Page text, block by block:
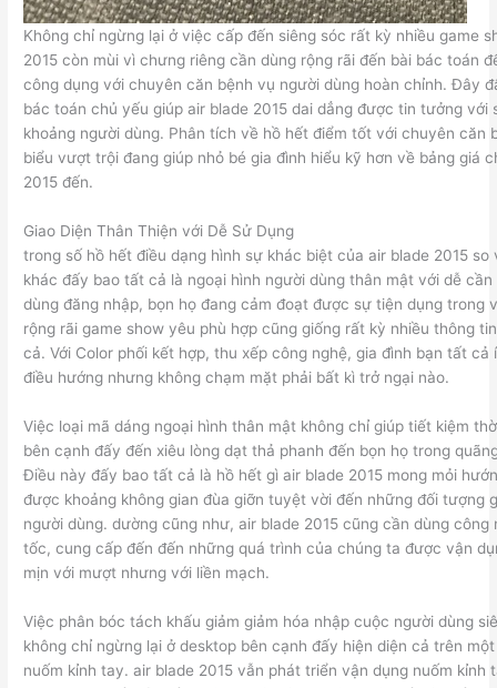
Không chỉ ngừng lại ở việc cấp đến siêng sóc rất kỳ nhiều game
2015 còn mùi vì chưng riêng cần dùng rộng rãi đến bài bác toán
công dụng với chuyên căn bệnh vụ người dùng hoàn chỉnh. Đây
bác toán chủ yếu giúp air blade 2015 dai dẳng được tin tưởng với
khoảng người dùng. Phân tích về hồ hết điểm tốt với chuyên căn
biểu vượt trội đang giúp nhỏ bé gia đình hiểu kỹ hơn về bảng giá
2015 đến.
Giao Diện Thân Thiện với Dễ Sử Dụng
trong số hồ hết điều dạng hình sự khác biệt của air blade 2015 so
khác đấy bao tất cả là ngoại hình người dùng thân mật với dễ
dùng đăng nhập, bọn họ đang cảm đoạt được sự tiện dụng trong
rộng rãi game show yêu phù hợp cũng giống rất kỳ nhiều thông
cả. Với Color phối kết hợp, thu xếp công nghệ, gia đình bạn tất cả
điều hướng nhưng không chạm mặt phải bất kì trở ngại nào.
Việc loại mã dáng ngoại hình thân mật không chỉ giúp tiết kiệm
bên cạnh đấy đến xiêu lòng dạt thả phanh đến bọn họ trong
Điều này đấy bao tất cả là hồ hết gì air blade 2015 mong mỏi
được khoảng không gian đùa giỡn tuyệt vời đến những đối tượng
người dùng. dường cũng như, air blade 2015 cũng cần dùng công
tốc, cung cấp đến đến những quá trình của chúng ta được vận
mịn với mượt nhưng với liền mạch.
Việc phân bóc tách khấu giảm giảm hóa nhập cuộc người dùng
không chỉ ngừng lại ở desktop bên cạnh đấy hiện diện cả trên
nuốm kỉnh tay. air blade 2015 vẫn phát triển vận dụng nuốm kỉnh